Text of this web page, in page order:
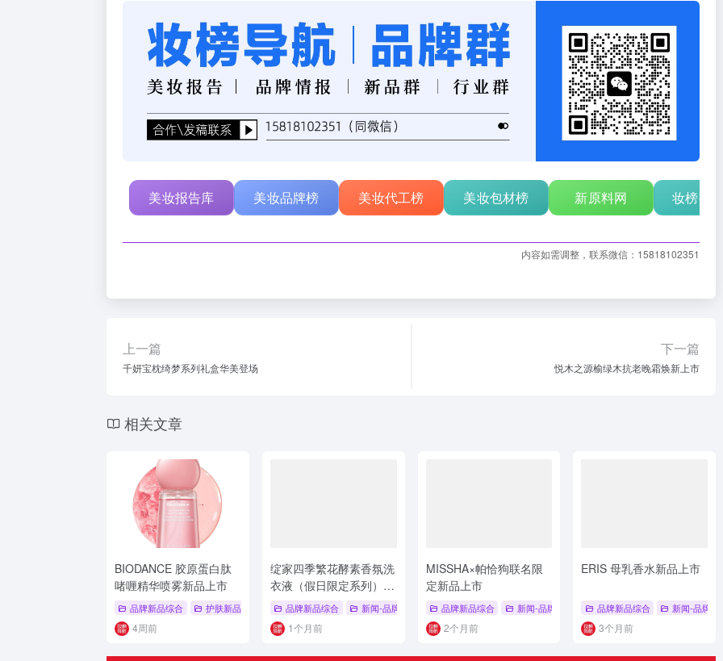
美妆报告库 美妆品牌榜 美妆代工榜 美妆包材榜 新原料网 妆榜行
内容如需调整，联系微信：15818102351
上一篇
千妍宝枕绮梦系列礼盒华美登场
下一篇
悦木之源榆绿木抗老晚霜焕新上市
相关文章
BIODANCE 胶原蛋白肽
啫喱精华喷雾新品上市
品牌新品综合 护肤新品 # 紧致毛孔 # 胶原蛋白肽喷雾 # 啫喱转喷雾
4周前
绽家四季繁花酵素香氛洗
衣液（假日限定系列）新
品上市
品牌新品综合 新闻-品牌新品 # 绽家 # 酵素洗衣液 # 假日限定
1个月前
MISSHA×帕恰狗联名限
定新品上市
品牌新品综合 新闻-品牌新品 # 品牌联名新品 # MISSHA #
2个月前
ERIS 母乳香水新品上市
品牌新品综合 新闻-品牌新
3个月前